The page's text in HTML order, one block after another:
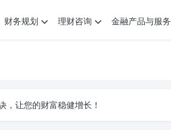
财务规划 理财咨询 金融产品与服务
让您的财富稳健增长！